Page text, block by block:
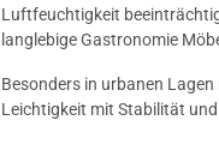
Luftfeuchtigkeit
langlebige Gastronomie
Besonders in urbanen
Leichtigkeit mit Stabilität